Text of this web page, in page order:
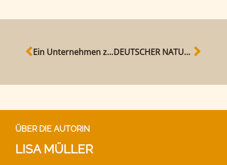
Ein Unternehmen zieht um DEUTSCHER NATURSTEINPREIS 2020
ÜBER DIE AUTORIN
LISA MÜLLER